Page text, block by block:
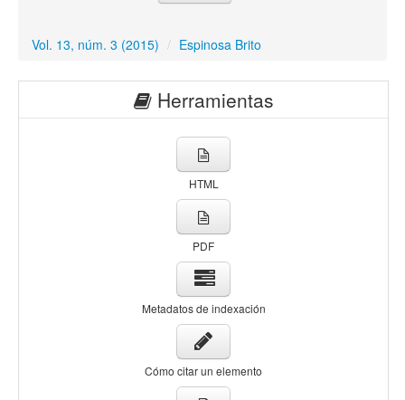
Vol. 13, núm. 3 (2015) / Espinosa Brito
Herramientas
HTML
PDF
Metadatos de indexación
Cómo citar un elemento